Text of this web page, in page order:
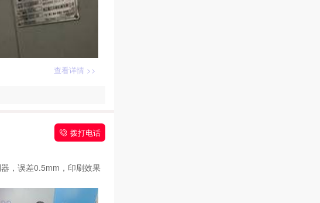
查看详情 >>
拨打电话
，误差0.5mm，印刷效果